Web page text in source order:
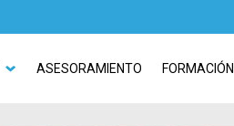
ASESORAMIENTO FORMACIÓN